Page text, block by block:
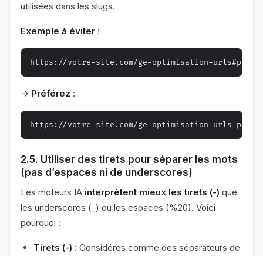
utilisées dans les slugs.
Exemple à éviter :
→ Préférez :
2.5. Utiliser des tirets pour séparer les mots
(pas d’espaces ni de underscores)
Les moteurs IA interprètent mieux les tirets (-) que
les underscores (_) ou les espaces (%20). Voici
pourquoi :
Tirets (-) : Considérés comme des séparateurs de